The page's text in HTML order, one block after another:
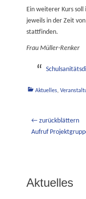
Ein weiterer Kurs
jeweils in der Zeit
stattfinden.
Frau Müller-Renker
Kategorien
Aktuelles,
← zurückblättern
Vorheriger
Aufruf
Aktuelles